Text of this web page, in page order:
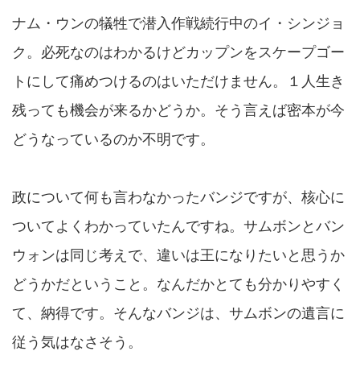
ナム・ウンの犠牲で潜入作戦続行中のイ・シンジョ
ク。必死なのはわかるけどカップンをスケープゴー
トにして痛めつけるのはいただけません。１人生き
残っても機会が来るかどうか。そう言えば密本が今
どうなっているのか不明です。
政について何も言わなかったバンジですが、核心に
ついてよくわかっていたんですね。サムボンとバン
ウォンは同じ考えで、違いは王になりたいと思うか
どうかだということ。なんだかとても分かりやすく
て、納得です。そんなバンジは、サムボンの遺言に
従う気はなさそう。